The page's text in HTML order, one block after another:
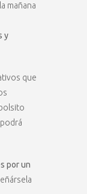
mañana
y
que
por un